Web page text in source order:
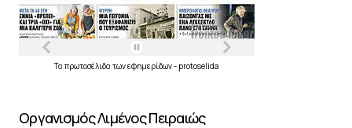
Τα πρωτοσέλιδα τωνεφημερίδων- protoselida
Οργανισμός Λιμένος Πειραιώς